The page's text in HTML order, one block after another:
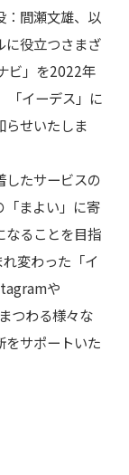
：間瀬文雄、以
に役立つさまざ
ビ」を2022年
「イーデス」に
らせいたしま
したサービスの
まよい」に寄
なることを目指
変わった「イ
や
つわる様々な
をサポートいた